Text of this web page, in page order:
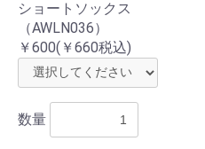
ショートソックス
（AWLN036）
￥600(￥660税込)
数量